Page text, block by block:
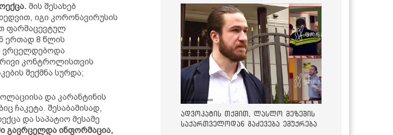
მის შესახებ
იგი კორონავირუსის
ფარმაცევტულ
ერთად 8 წლის
ვრცელდებოდა
კონტროლისთვის
შექმნა სურდა;
და კარანტინის
ჩაკეტა. შესაბამისად,
და საპატიო მესამე
გავრცელდა ინფორმაცია,
ადვოკატის თქმით, ლასლო მეზეშის
საქართველოდან გაძევება ემუქრება